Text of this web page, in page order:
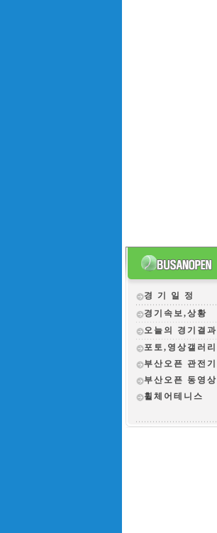
경 기 일 정
경기속보,상황
오늘의 경기결과
포토,영상갤러리
부산오픈 관전 기
부산오픈 동영상
휠체어테니스